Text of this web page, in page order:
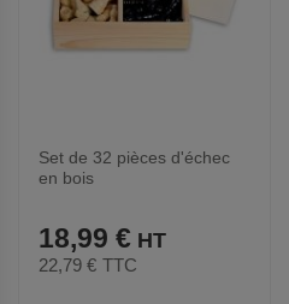
Set de 32 pièces d'échec
en bois
18,99 €
22,79 € TTC